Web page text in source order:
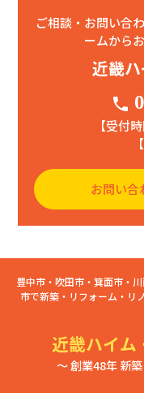
ご相談・お問い合
ームから
近畿
phone
【受付
お問い合
豊中市・吹田市・箕面市・
市で新築・リフォーム・リ
近畿ハイム
～ 創業48年 新